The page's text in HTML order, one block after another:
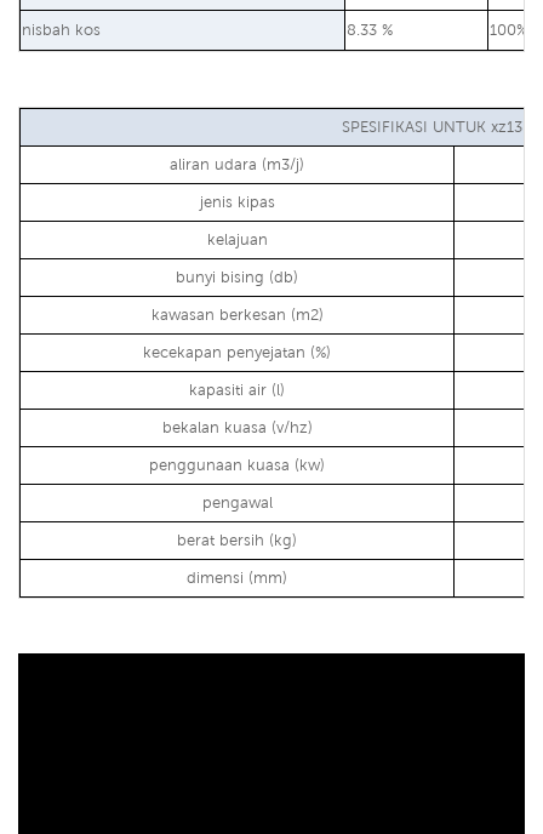
nisbah kos 8.33 % 100%
SPESIFIKASI UNTUK xz13-
aliran udara (m3/j)
jenis kipas
kelajuan
bunyi bising (db)
kawasan berkesan (m2)
kecekapan penyejatan (%)
kapasiti air (l)
bekalan kuasa (v/hz)
penggunaan kuasa (kw)
pengawal
berat bersih (kg)
dimensi (mm)